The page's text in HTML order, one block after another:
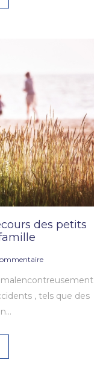
des petits
malencontreusement
, tels que des